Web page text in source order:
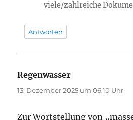
viele/zahlreiche
Antworten
Regenwasser
13. Dezember 2025 um 06:10 Uhr
Zur Wortstellung von